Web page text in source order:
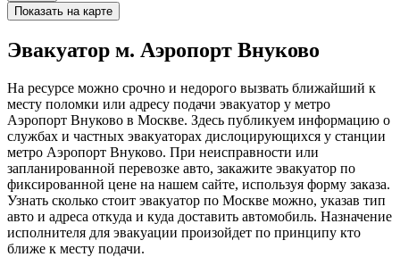
Показать на карте
Эвакуатор м. Аэропорт Внуково
На ресурсе можно срочно и недорого вызвать ближайший к
месту поломки или адресу подачи эвакуатор у метро
Аэропорт Внуково в Москве. Здесь публикуем информацию о
службах и частных эвакуаторах дислоцирующихся у станции
метро Аэропорт Внуково. При неисправности или
запланированной перевозке авто, закажите эвакуатор по
фиксированной цене на нашем сайте, используя форму заказа.
Узнать сколько стоит эвакуатор по Москве можно, указав тип
авто и адреса откуда и куда доставить автомобиль. Назначение
исполнителя для эвакуации произойдет по принципу кто
ближе к месту подачи.